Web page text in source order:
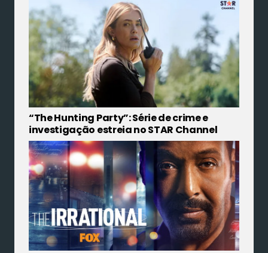
“The Hunting Party”: Série de crime e
investigação estreia no STAR Channel